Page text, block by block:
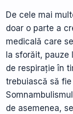
De cele mai
doar o parte a
medicală care
la sforăit,
de respirație în
trebuiască să
de asemenea,